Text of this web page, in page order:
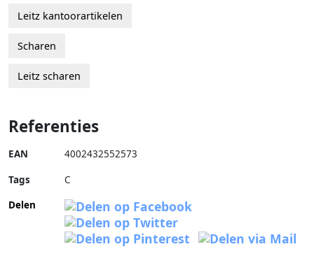
Leitz kantoorartikelen
Scharen
Leitz scharen
Referenties
EAN 4002432552573
Tags
C
Delen